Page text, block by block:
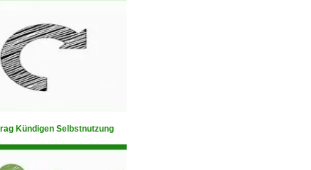
Kündigen Selbstnutzung